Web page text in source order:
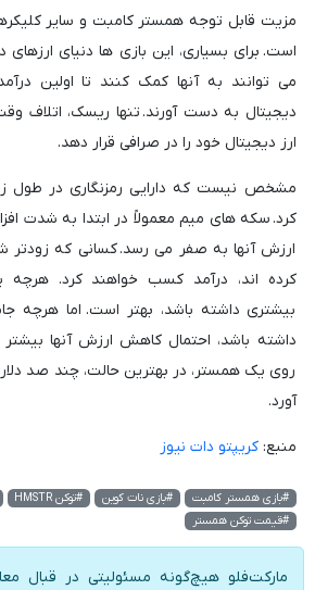
مزیت قابل توجه همستر کامبت و سایر
است. برای بسیاری، این بازی ها دنیای ارزهای
می توانند به آنها کمک کنند تا اولین
دیجیتال به دست آورند. تنها ریسک، اتلاف
ارز دیجیتال خود را در صرافی قرار دهد.
مشخص نیست که دارایی رمزنگاری در طول
کرد. سکه های میم معمولاً در ابتدا به شدت
ارزش آنها به صفر می رسد. کسانی که
کرده اند، درآمد کسب خواهند کرد.
بیشتری داشته باشد، بهتر است. اما هرچه
روی یک همستر، در بهترین حالت، چند صد دلار
آورد.
منبع:کریپتو دات نیوز
#بازی همستر کامبت #بازی نات کوین #توکن HMSTR
#قیمت توکن همستر
مارکت‌فلو هیچ‌گونه مسئولیتی در قبال